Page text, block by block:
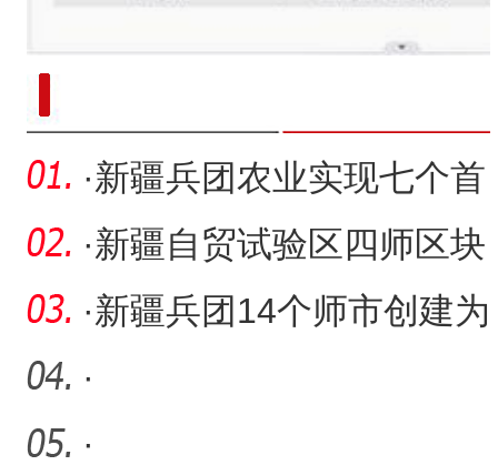
·新疆兵团农业实现七个首
创
·新疆自贸试验区四师区块
首个本外币合一账户落户
农
·新疆兵团14个师市创建为
全国民族团结进步示范区
·
·